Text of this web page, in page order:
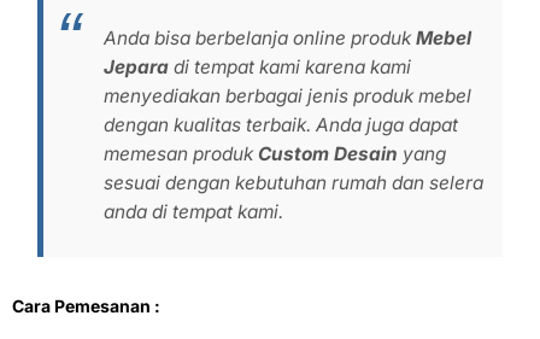
Anda bisa berbelanja online produkMebel
Jepara di tempat kami karena kami
menyediakan berbagai jenis produk mebel
dengan kualitas terbaik. Anda juga dapat
memesan produk Custom Desain yang
sesuai dengan kebutuhan rumah dan selera
anda di tempat kami.
Cara Pemesanan :